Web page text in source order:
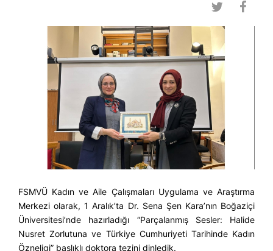
FSMVÜ Kadın ve Aile Çalışmaları Uygulama ve Araştırma
Merkezi olarak, 1 Aralık’ta Dr. Sena Şen Kara’nın Boğaziçi
Üniversitesi’nde hazırladığı “Parçalanmış Sesler: Halide
Nusret Zorlutuna ve Türkiye Cumhuriyeti Tarihinde Kadın
Özneligi” başlıklı doktora tezini dinledik.